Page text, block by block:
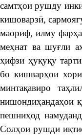
самтҳои рушду
кишоварзӣ,
маориф, илму
меҳнат ва шуғли
ҳифзи ҳуқуқу
бо кишварҳои
минтақавиро
нишондиҳандаҳои
пешниҳод
Солҳои рушди